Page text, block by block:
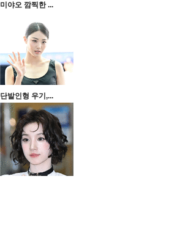
미야오 깜찍한 ...
단발인형 우기,...